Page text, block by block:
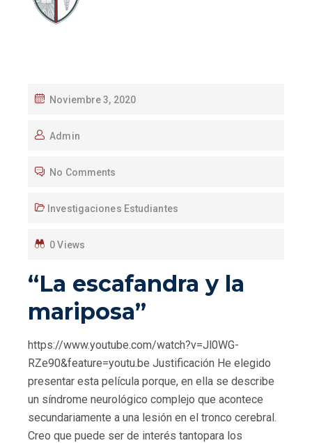
Noviembre 3, 2020
Admin
No Comments
Investigaciones Estudiantes
0 Views
“La escafandra y la
mariposa”
https://www.youtube.com/watch?v=Jl0WG-
RZe90&feature=youtu.be Justificación He elegido
presentar esta película porque, en ella se describe
un síndrome neurológico complejo que acontece
secundariamente a una lesión en el tronco cerebral.
Creo que puede ser de interés tantopara los